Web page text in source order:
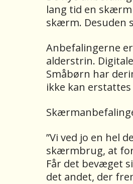
lang tid en
skærm. Desuden
Anbefalingerne
alderstrin.
Småbørn har
ikke kan
”Vi ved jo en hel
skærmbrug, at
Får det bevæget
det andet, der